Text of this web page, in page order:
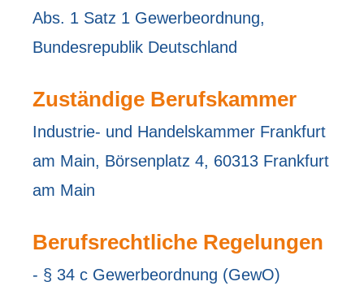
Abs. 1 Satz 1 Gewerbeordnung,
Bundesrepublik Deutschland
Zuständige Berufskammer
Industrie- und Handelskammer Frankfurt
am Main, Börsenplatz 4, 60313 Frankfurt
am Main
Berufsrechtliche Regelungen
- § 34 c Gewerbeordnung (GewO)